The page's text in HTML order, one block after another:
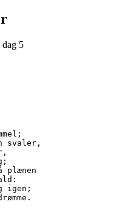
5
svaler,
plænen
igen;